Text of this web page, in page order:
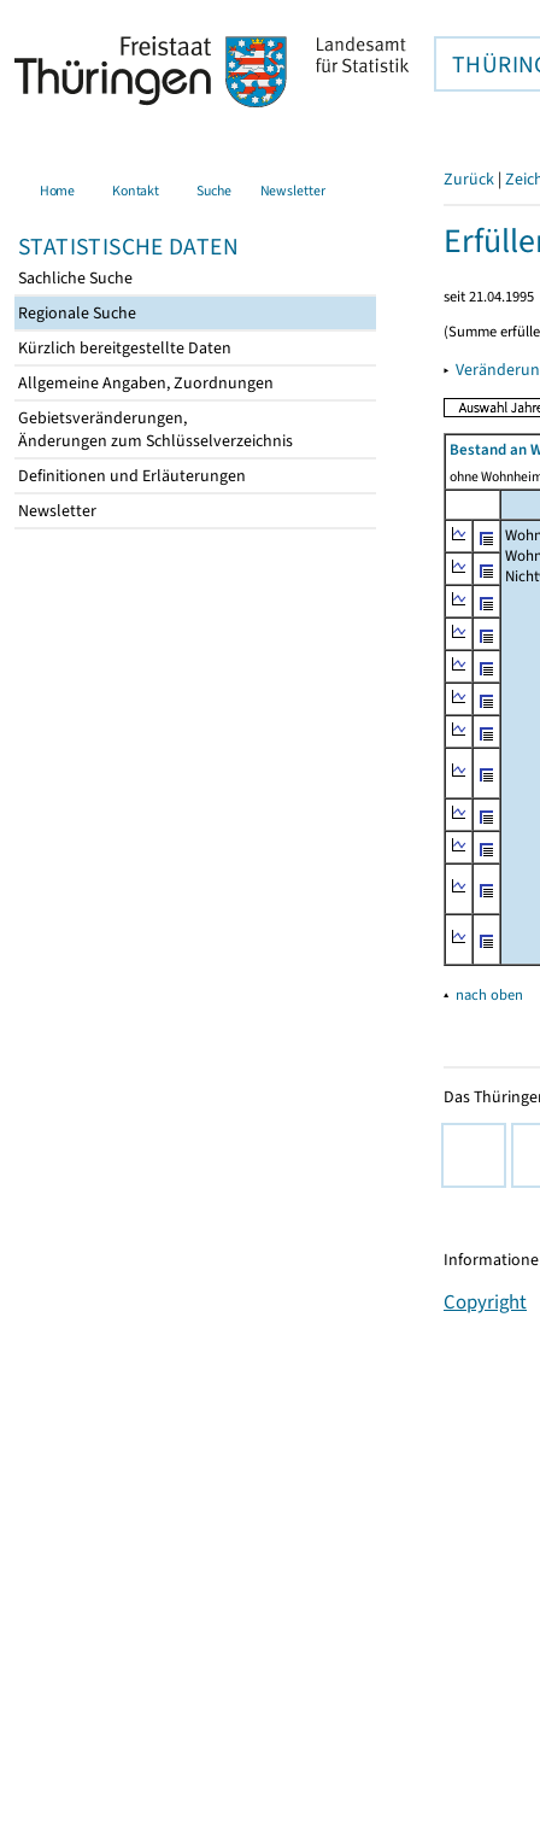
Home Kontakt Suche Newsletter
STATISTISCHE DATEN
Sachliche Suche
Regionale Suche
Kürzlich bereitgestellte Daten
Allgemeine Angaben, Zuordnungen
Gebietsveränderungen,
Änderungen zum Schlüsselverzeichnis
Definitionen und Erläuterungen
Newsletter
Zurück |
seit 21.04.1995
(Summe
▸
Bestand an
ohne
▴ nach oben
Das
Copyright